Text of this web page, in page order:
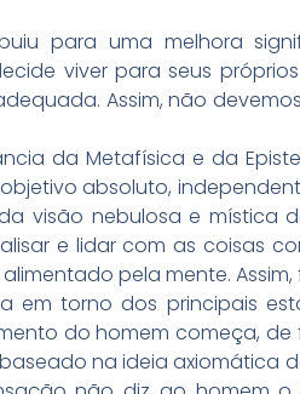
para uma melhora
viver para seus
Assim, não
da Metafísica e da
absoluto,
visão nebulosa e mística
e lidar com as coisas
pela mente.
em torno dos principais
do homem começa,
na ideia axiomática